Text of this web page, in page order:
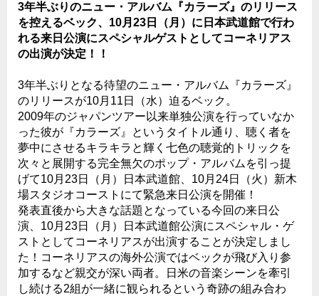
3年半ぶりのニュー・アルバム『カラーズ』のリリース
を控えるベック、10月23日（月）に日本武道館で行わ
れる来日公演にスペシャルゲストとしてコーネリアス
の出演が決定！！
3年半ぶりとなる待望のニュー・アルバム『カラーズ』
のリリースが10月11日（水）迫るベック。
2009年のジャパンツアー以来単独公演を行っていなか
った彼が『カラーズ』というタイトル通り、聴く者を
夢中にさせるキラキラと輝く七色の聴覚的トリックを
次々と展開する完全無欠のポップ・アルバムを引っ提
げて10月23日（月）日本武道館、10月24日（火）新木
場スタジオコーストにて緊急来日公演を開催！
発表直後から大きな話題となっている今回の来日公
演、10月23日（月）日本武道館公演にスペシャル・ゲ
ストとしてコーネリアスが出演することが決定しまし
た！コーネリアスの海外公演ではベックが飛び入り参
加するなど親交が深い両者。日米の音楽シーンを牽引
し続ける2組が一緒に観られるという奇跡の組み合わ